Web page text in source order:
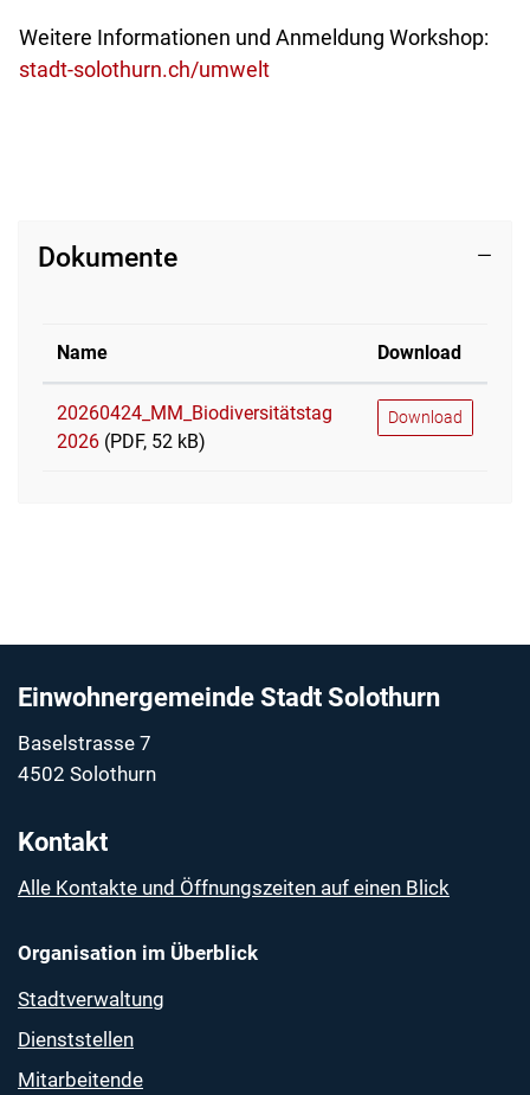
Weitere Informationen und Anmeldung Workshop:
stadt-solothurn.ch/umwelt
Dokumente
Name Download
20260424_MM_Biodiversitätstag
2026 (PDF, 52 kB)
Download
Einwohnergemeinde Stadt Solothurn
Baselstrasse 7
4502 Solothurn
Kontakt
Alle Kontakte und Öffnungszeiten auf einen Blick
Organisation im Überblick
Stadtverwaltung
Dienststellen
Mitarbeitende